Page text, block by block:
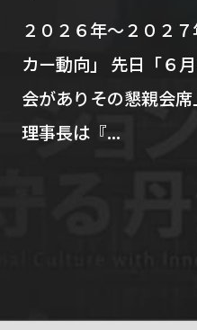
２０２６年～２０２
カー動向」 先日「６
会がありその懇親会
理事長は『...